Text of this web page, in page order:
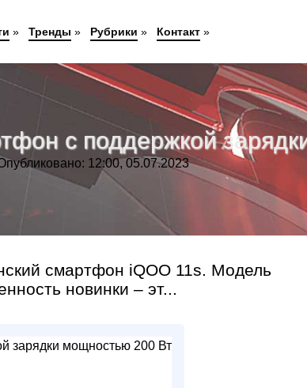
с поддержкой
12:00, 05.07.2023
смартфон iQOO 11s. Модель
новинки – эт...
» Тренды » Рубрики » Контакт»